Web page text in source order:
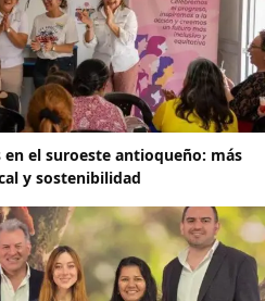
en el suroeste antioqueño: más
y sostenibilidad